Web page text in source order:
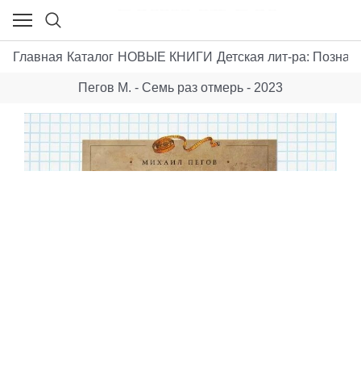
Главная Каталог НОВЫЕ КНИГИ Детская лит-ра:
Пегов М. - Семь раз отмерь - 2023